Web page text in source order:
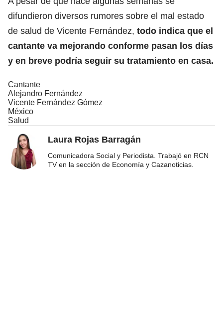
difundieron diversos rumores sobre el mal estado
de salud de Vicente Fernández, todo indica que el
cantante va mejorando conforme pasan los días
y en breve podría seguir su tratamiento en casa.
Cantante
Alejandro Fernández
Vicente Fernández Gómez
México
Salud
Laura Rojas Barragán
Comunicadora Social y Periodista. Trabajó en RCN
TV en la sección de Economía y Cazanoticias.